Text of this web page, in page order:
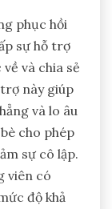
phục hồi
sự hỗ trợ
và chia sẻ
này giúp
và lo âu
cho phép
sự cô lập.
viên có
độ khả